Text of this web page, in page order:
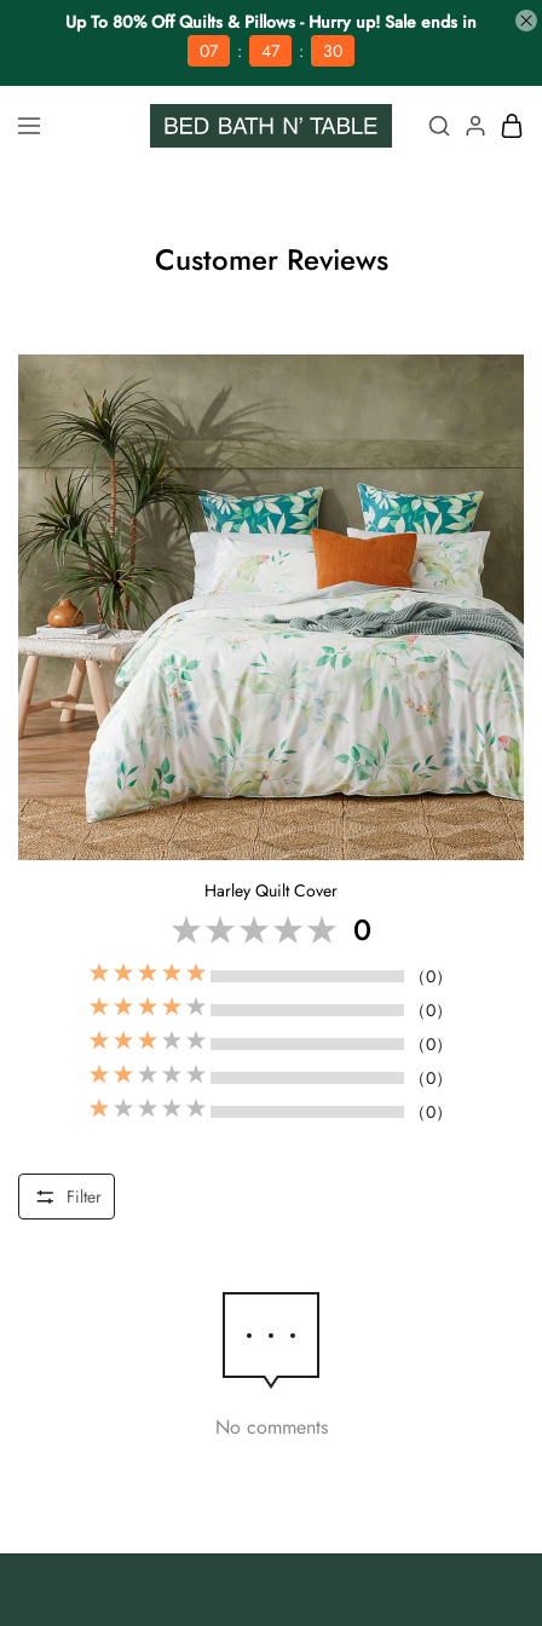
Up To 80% Off Quilts & Pillows - Hurry up! Sale ends in
07
: 47 : 30
Customer Reviews
Harley Quilt Cover
0
（0）
（0）
（0）
（0）
（0）
Filter
No comments